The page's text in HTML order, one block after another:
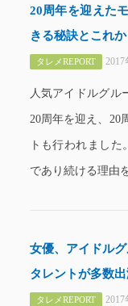
20周年を迎えた
きる秘訣とこれ
タレメREPORT 2017
人気アイドルグル
20周年を迎え、20
トも行われまし
であり続ける理由
女優、アイドル
タレントが多数
タレメREPORT 2017